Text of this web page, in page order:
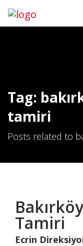
Tag:
tamiri
Posts related to
Tamiri
Ecrin